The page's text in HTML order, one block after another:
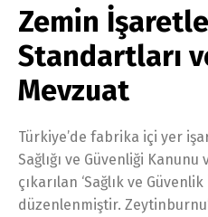
Zemin
Standartları
Mevzuat
Türkiye’de fabrika içi yer
Sağlığı ve Güvenliği
çıkarılan ‘Sağlık ve
düzenlenmiştir.